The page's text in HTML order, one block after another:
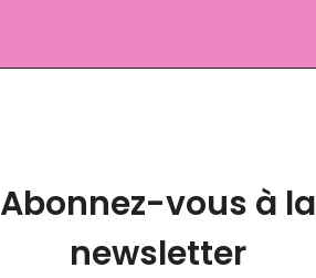
Abonnez-vous à la
newsletter